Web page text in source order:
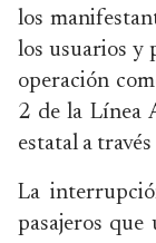
los
los usuarios y
operación
2 de la Línea
estatal a
La
pasajeros